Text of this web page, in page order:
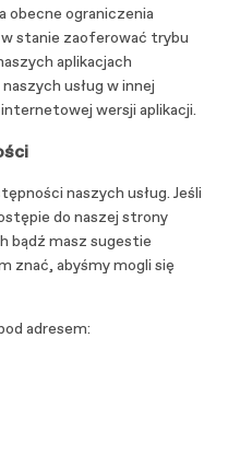
obecne ograniczenia
stanie zaoferować trybu
aplikacjach
usług w innej
wersji aplikacji.
naszych usług. Jeśli
do naszej strony
bądź masz sugestie
znać, abyśmy mogli się
adresem: